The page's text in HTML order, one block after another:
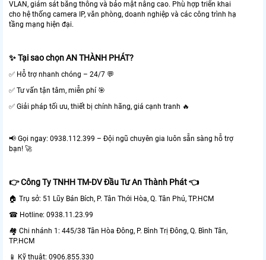
VLAN, giám sát băng thông và bảo mật nâng cao. Phù hợp triển khai
cho hệ thống camera IP, văn phòng, doanh nghiệp và các công trình hạ
tầng mạng hiện đại.
✨ Tại sao chọn AN THÀNH PHÁT?
✅ Hỗ trợ nhanh chóng – 24/7 💬
✅ Tư vấn tận tâm, miễn phí 🎯
✅ Giải pháp tối ưu, thiết bị chính hãng, giá cạnh tranh 🔥
📢 Gọi ngay: 0938.112.399 – Đội ngũ chuyên gia luôn sẵn sàng hỗ trợ
bạn! 🚀
👉 Công Ty TNHH TM-DV Đầu Tư An Thành Phát 👈
🏠 Trụ sở: 51 Lũy Bán Bích, P. Tân Thới Hòa, Q. Tân Phú, TP.HCM
☎ Hotline: 0938.11.23.99
🏘 Chi nhánh 1: 445/38 Tân Hòa Đông, P. Bình Trị Đông, Q. Bình Tân,
TP.HCM
📱 Kỹ thuật: 0906.855.330